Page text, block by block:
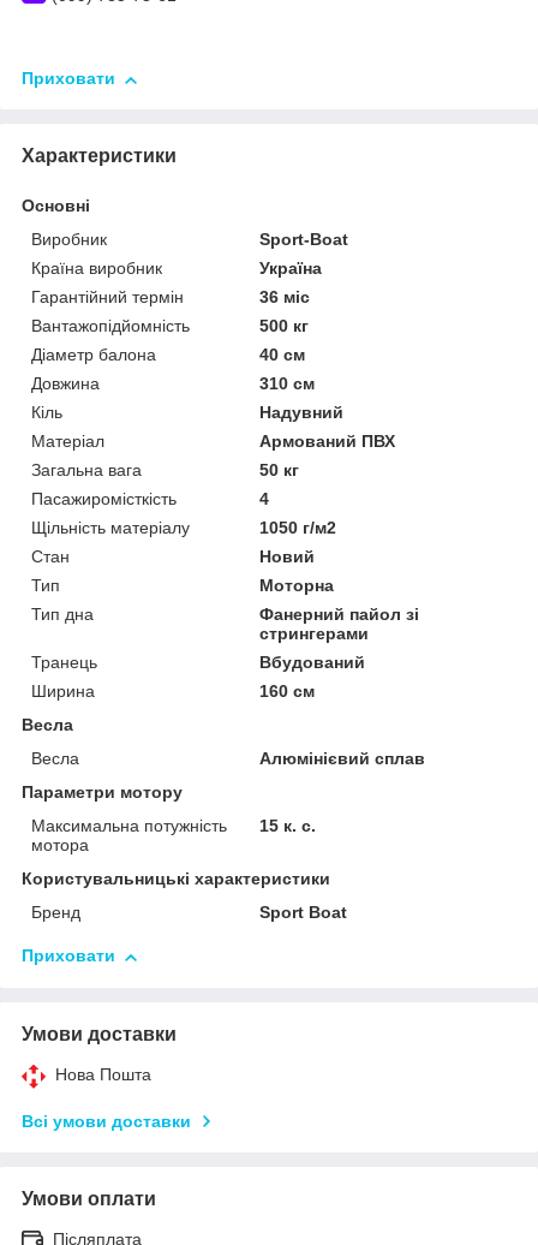
Приховати
Характеристики
Основні
Виробник
Sport-Boat
Країна виробник
Україна
Гарантійний термін
36 міс
Вантажопідйомність
500 кг
Діаметр балона
40 см
Довжина
310 см
Кіль
Надувний
Матеріал
Армований ПВХ
Загальна вага
50 кг
Пасажиромісткість
4
Щільність матеріалу
1050 г/м2
Стан
Новий
Тип
Моторна
Тип дна
Фанерний пайол зі
стрингерами
Транець
Вбудований
Ширина
160 см
Весла
Весла
Алюмінієвий сплав
Параметри мотору
Максимальна потужність
мотора
15 к. с.
Користувальницькі характеристики
Бренд
Sport Boat
Приховати
Умови доставки
Нова Пошта
Всі умови доставки
Умови оплати
Післяплата